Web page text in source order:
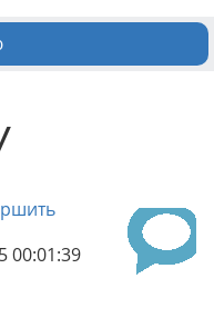
00:01:39